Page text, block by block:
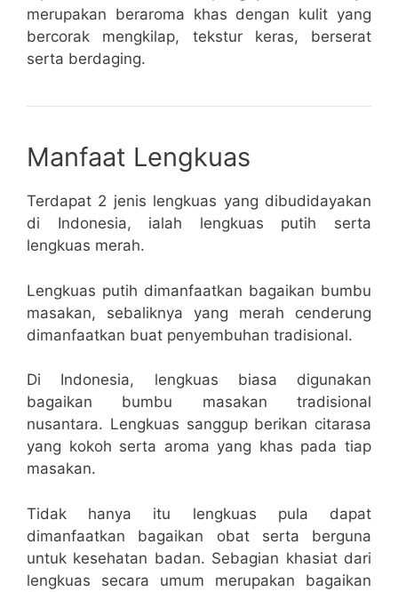
merupakan beraroma khas dengan kulit yang
bercorak mengkilap, tekstur keras, berserat
serta berdaging.
Manfaat Lengkuas
Terdapat 2 jenis lengkuas yang dibudidayakan
di Indonesia, ialah lengkuas putih serta
lengkuas merah.
Lengkuas putih dimanfaatkan bagaikan bumbu
masakan, sebaliknya yang merah cenderung
dimanfaatkan buat penyembuhan tradisional.
Di Indonesia, lengkuas biasa digunakan
bagaikan bumbu masakan tradisional
nusantara. Lengkuas sanggup berikan citarasa
yang kokoh serta aroma yang khas pada tiap
masakan.
Tidak hanya itu lengkuas pula dapat
dimanfaatkan bagaikan obat serta berguna
untuk kesehatan badan. Sebagian khasiat dari
lengkuas secara umum merupakan bagaikan